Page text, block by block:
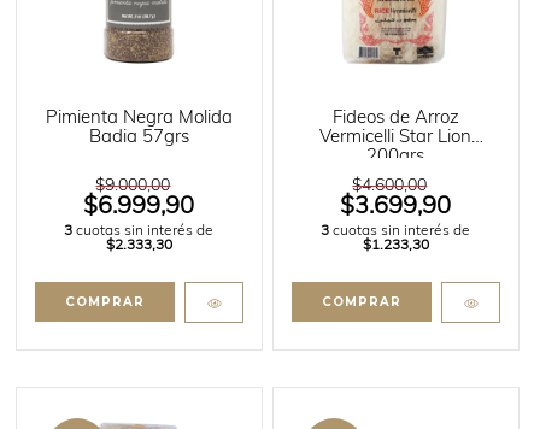
Pimienta Negra Molida
Badia 57grs
$9.000,00
$6.999,90
3 cuotas sin interés de
$2.333,30
Fideos de Arroz
Vermicelli Star Lion
200grs
$4.600,00
$3.699,90
3 cuotas sin interés de
$1.233,30